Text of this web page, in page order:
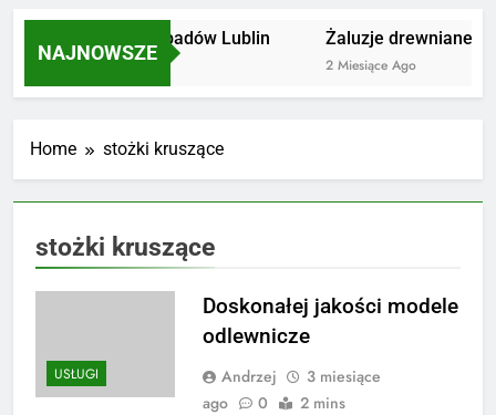
NAJNOWSZE
Utylizacja odpadów Lublin
2 Miesiące Ago
Żaluzje drewniane
2 Miesiące Ago
Home stożki kruszące
stożki kruszące
USŁUGI
Doskonałej jakości modele
odlewnicze
Andrzej
3 miesiące
ago
0 2 mins